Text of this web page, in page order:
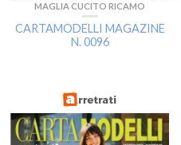
MAGLIA CUCITO RICAMO
CARTAMODELLI MAGAZINE
N. 0096